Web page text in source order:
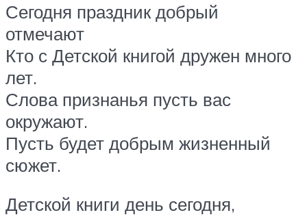
Сегодня праздник добрый
отмечают
Кто с Детской книгой дружен много
лет.
Слова признанья пусть вас
окружают.
Пусть будет добрым жизненный
сюжет.
Детской книги день сегодня,